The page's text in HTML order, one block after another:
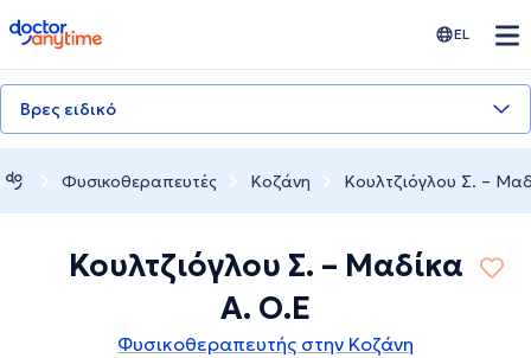
doctoranytime EL
Βρες ειδικό
Φυσικοθεραπευτές Κοζάνη Κουλτζιόγλου Σ. –
Κουλτζιόγλου Σ. – Μαδίκα
Α. Ο.Ε
Φυσικοθεραπευτής στην Κοζάνη